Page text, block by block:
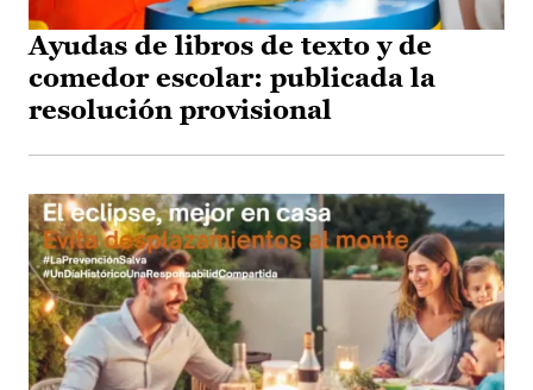
Ayudas de libros de texto y de
comedor escolar: publicada la
resolución provisional